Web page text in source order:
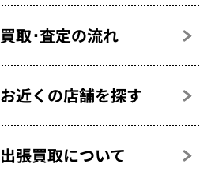
買取･査定の流れ
お近くの店舗を探す
出張買取について